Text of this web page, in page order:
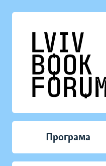
Програма